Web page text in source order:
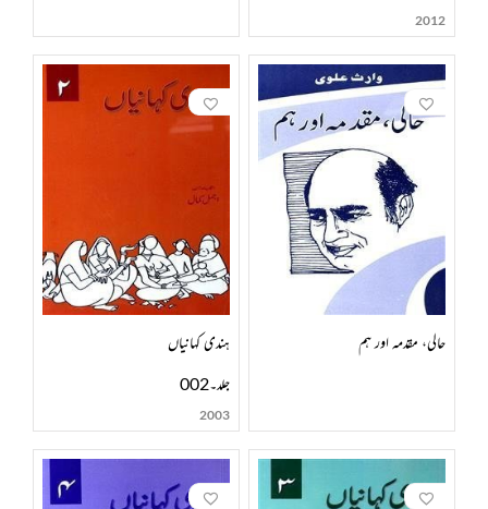
2012
حالی، مقدمہ اور ہم
ہندی کہانیاں
جلد۔002
2003